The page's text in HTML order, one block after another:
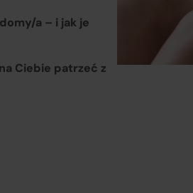
a – i jak je
Ciebie patrzeć z
za realizację praw klientów
sprzedaży, przy czym
uprawnień konsumentów w
od umowy wykonuje w ich